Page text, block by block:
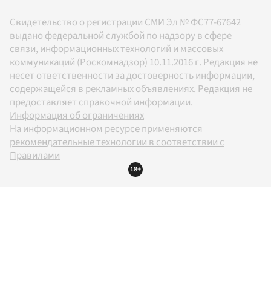
Свидетельство о регистрации СМИ Эл № ФС77-67642
выдано федеральной службой по надзору в сфере
связи, информационных технологий и массовых
коммуникаций (Роскомнадзор) 10.11.2016 г. Редакция не
несет ответственности за достоверность информации,
содержащейся в рекламных объявлениях. Редакция не
предоставляет справочной информации.
Информация об ограничениях
На информационном ресурсе применяются
рекомендательные технологии в соответствии с
Правилами
18+